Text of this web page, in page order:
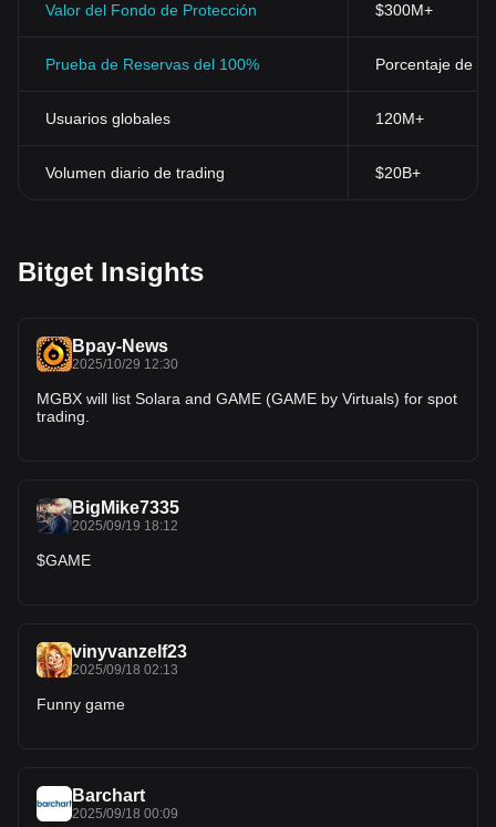
Valor del Fondo de Protección $300M+
Prueba de Reservas del 100% Porcentaje de
Usuarios globales 120M+
Volumen diario de trading $20B+
Bitget Insights
Bpay-News
2025/10/29 12:30
MGBX will list Solara and GAME (GAME by Virtuals) for spot
trading.
BigMike7335
2025/09/19 18:12
$GAME
vinyvanzelf23
2025/09/18 02:13
Funny game
Barchart
2025/09/18 00:09